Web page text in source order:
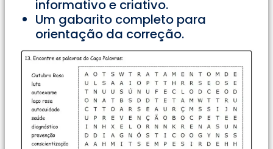
informativo e criativo.
Um gabarito completo para
orientação da correção.